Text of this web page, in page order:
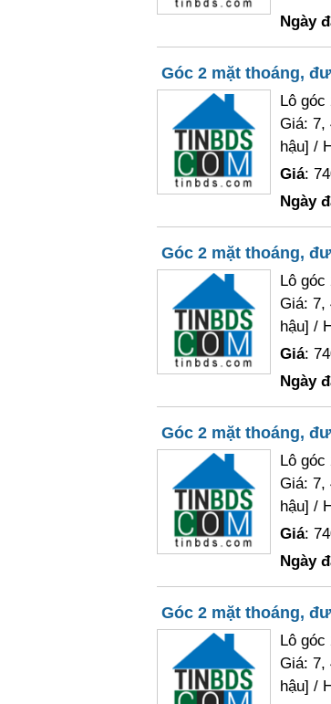
Ngày
Góc 2 mặt thoáng,
Lô góc
Giá: 7,
hậu] /
Giá:
Ngày
Góc 2 mặt thoáng,
Lô góc
Giá: 7,
hậu] /
Giá:
Ngày
Góc 2 mặt thoáng,
Lô góc
Giá: 7,
hậu] /
Giá:
Ngày
Góc 2 mặt thoáng,
Lô góc
Giá: 7,
hậu] /